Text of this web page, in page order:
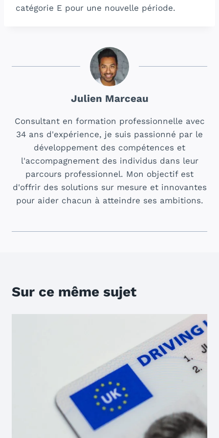
catégorie E pour une nouvelle période.
Julien Marceau
Consultant en formation professionnelle avec
34 ans d'expérience, je suis passionné par le
développement des compétences et
l'accompagnement des individus dans leur
parcours professionnel. Mon objectif est
d'offrir des solutions sur mesure et innovantes
pour aider chacun à atteindre ses ambitions.
Sur ce même sujet